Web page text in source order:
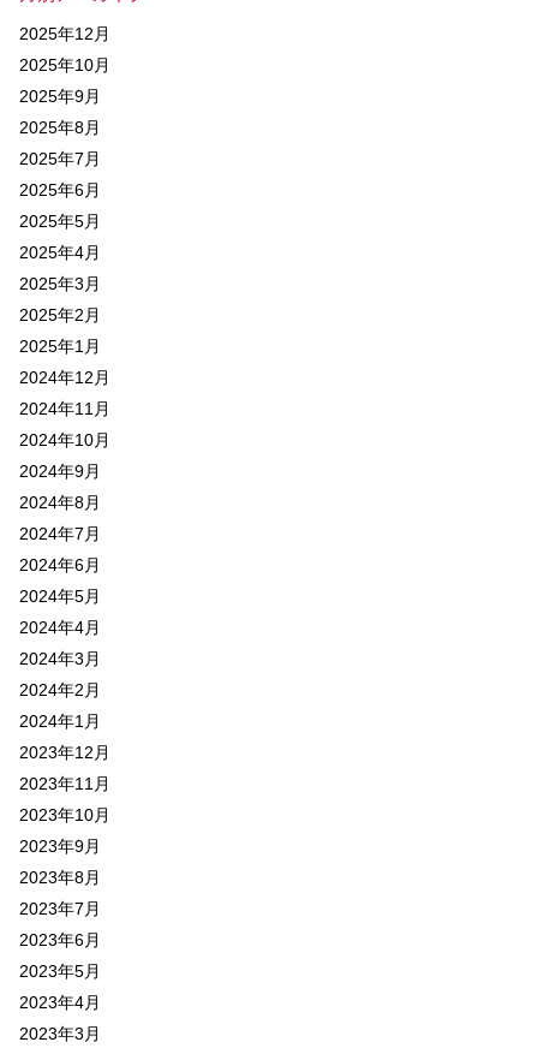
2025年12月
2025年10月
2025年9月
2025年8月
2025年7月
2025年6月
2025年5月
2025年4月
2025年3月
2025年2月
2025年1月
2024年12月
2024年11月
2024年10月
2024年9月
2024年8月
2024年7月
2024年6月
2024年5月
2024年4月
2024年3月
2024年2月
2024年1月
2023年12月
2023年11月
2023年10月
2023年9月
2023年8月
2023年7月
2023年6月
2023年5月
2023年4月
2023年3月